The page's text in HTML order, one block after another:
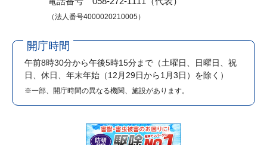
（法人番号4000020210005）
開庁時間
午前8時30分から午後5時15分まで （土曜日、日曜日、祝
日、休日、年末年始（12月29日から1月3日）を除く）
※一部、開庁時間の異なる機関、施設があります。